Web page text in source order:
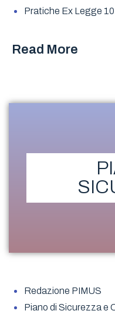
Pratiche Ex Legge 10
Read More
Redazione PIMUS
Piano di Sicurezza e